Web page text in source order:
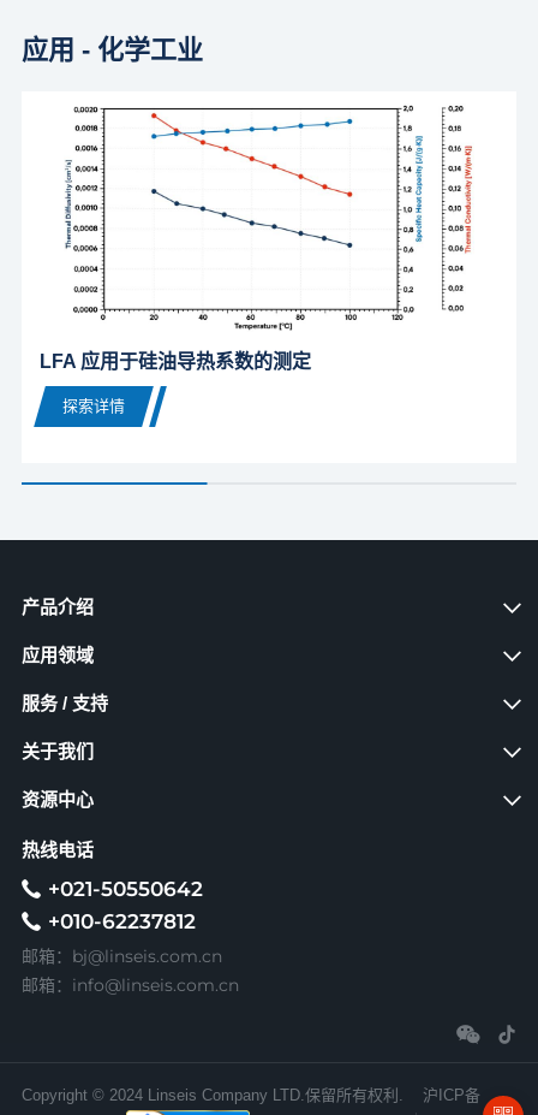
应用 - 化学工业
LFA 应用于硅油导热系数的测定
探索详情
产品介绍
应用领域
服务 / 支持
关于我们
资源中心
热线电话
+021-50550642
+010-62237812
邮箱： bj@linseis.com.cn
邮箱： info@linseis.com.cn
Copyright © 2024 Linseis Company LTD.保留所有权利. 沪ICP备